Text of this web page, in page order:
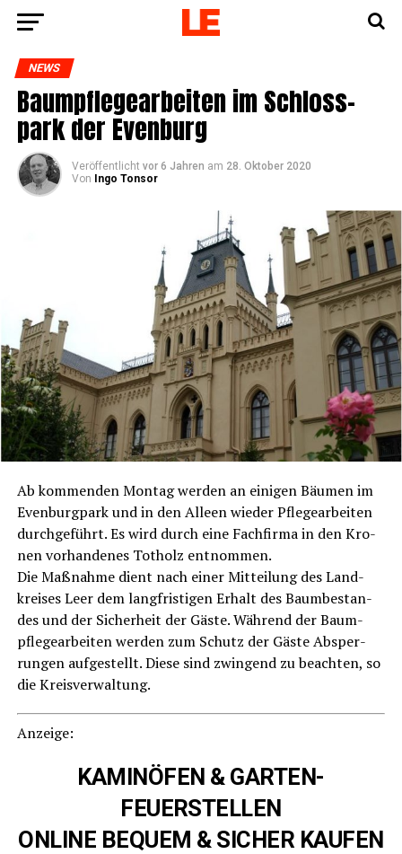
NEWS
Baum­pfle­ge­ar­bei­ten im Schloss­
park der Evenburg
Veröffentlicht vor 6 Jahren am 28. Oktober 2020
Von
Ingo Tonsor
Ab kom­men­den Mon­tag wer­den an eini­gen Bäu­men im
Even­burg­park und in den Alleen wie­der Pfle­ge­ar­bei­ten
durch­ge­führt. Es wird durch eine Fach­fir­ma in den Kro­
nen vor­han­de­nes Tot­holz ent­nom­men.
Die Maß­nah­me dient nach einer Mit­tei­lung des Land­
krei­ses Leer dem lang­fris­ti­gen Erhalt des Baum­be­stan­
des und der Sicher­heit der Gäs­te. Wäh­rend der Baum­
pfle­ge­ar­bei­ten wer­den zum Schutz der Gäs­te Absper­
run­gen auf­ge­stellt. Die­se sind zwin­gend zu beach­ten, so
die Kreisverwaltung.
Anzei­ge:
KAMINÖFEN & GARTEN-
FEUERSTELLEN
ONLINE BEQUEM & SICHER KAUFEN